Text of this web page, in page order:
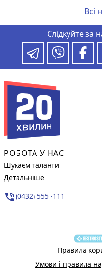
Всі
Слідкуйте
РОБОТА У НАС
Шукаєм таланти
Детальніше
phone_in_talk(0432) 555 -111
Правила
Умови і правила